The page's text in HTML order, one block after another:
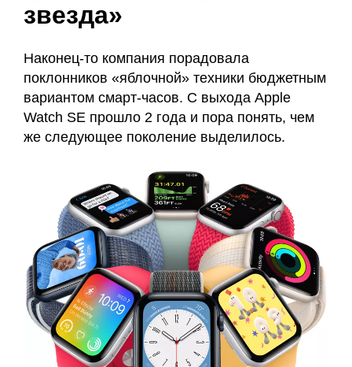
звезда»
Наконец-то компания порадовала
поклонников «яблочной» техники бюджетным
вариантом смарт-часов. С выхода Apple
Watch SE прошло 2 года и пора понять, чем
же следующее поколение выделилось.